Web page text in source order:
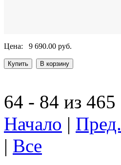
Цена: 9 690.00 руб.
64 - 84 из 465
Начало | Пред.
| Все